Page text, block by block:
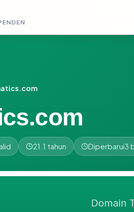
21.1 tahun Diperbarui3